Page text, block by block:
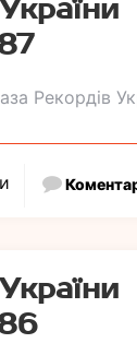
Рекордів